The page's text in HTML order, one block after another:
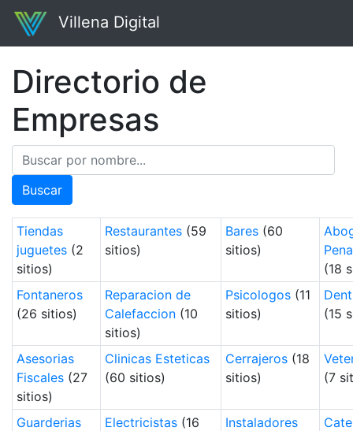
Villena Digital
Directorio de
Empresas
Buscar
Tiendas
juguetes(2
sitios)
Restaurantes(59
sitios)
Bares(60
sitios)
(18
Fontaneros
(26 sitios)
Reparacion de
Calefaccion(10
sitios)
Psicologos(11
sitios)
(15
Asesorias
Fiscales(27
sitios)
Clinicas Esteticas
(60 sitios)
Cerrajeros(18
sitios)
(7
Guarderias
Electricistas(16
Instaladores